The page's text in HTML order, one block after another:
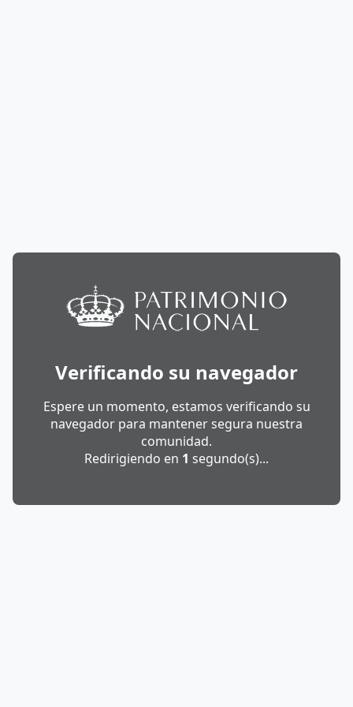
Verificando su navegador
Espere un momento, estamos verificando su
navegador para mantener segura nuestra
comunidad.
Redirigiendo en 1 segundo(s)...